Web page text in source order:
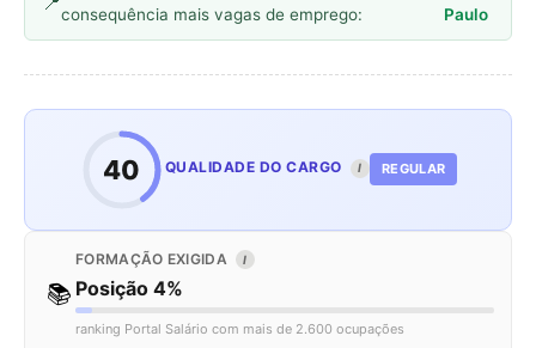
consequência mais vagas de emprego:
Paulo
40 QUALIDADE DO CARGO I REGULAR
📚
FORMAÇÃO EXIGIDA I
Posição 4%
ranking Portal Salário com mais de 2.600 ocupações